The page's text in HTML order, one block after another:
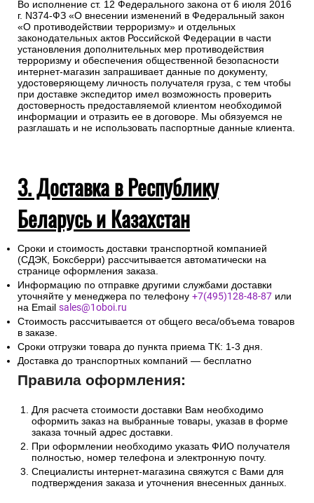
Во исполнение ст. 12 Федерального закона от 6 июля 2016
г. N374-ФЗ «О внесении изменений в Федеральный закон
«О противодействии терроризму» и отдельных
законодательных актов Российской Федерации в части
установления дополнительных мер противодействия
терроризму и обеспечения общественной безопасности
интернет-магазин запрашивает данные по документу,
удостоверяющему личность получателя груза, с тем чтобы
при доставке экспедитор имел возможность проверить
достоверность предоставляемой клиентом необходимой
информации и отразить ее в договоре. Мы обязуемся не
разглашать и не использовать паспортные данные клиента.
3. Доставка в Республику
Беларусь и Казахстан
Сроки и стоимость доставки транспортной компанией
(СДЭК, Боксберри) рассчитывается автоматически на
странице оформления заказа.
Информацию по отправке другими службами доставки
уточняйте у менеджера по телефону +7(495)128-48-87 или
на Email sales@1oboi.ru
Стоимость рассчитывается от общего веса/объема товаров
в заказе.
Сроки отгрузки товара до пункта приема ТК: 1-3 дня.
Доставка до транспортных компаний — бесплатно
Правила оформления:
Для расчета стоимости доставки Вам необходимо
оформить заказ на выбранные товары, указав в форме
заказа точный адрес доставки.
При оформлении необходимо указать ФИО получателя
полностью, номер телефона и электронную почту.
Специалисты интернет-магазина свяжутся с Вами для
подтверждения заказа и уточнения внесенных данных.